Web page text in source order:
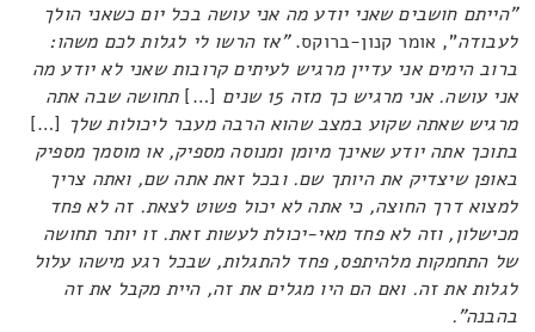
"הייתם חושבים שאני יודע מה אני עושה בכל יום כשאני הולך
לעבודה", אומר קנון-ברוקס."אז הרשו לי לגלות לכם משהו:
ברוב הימים אני עדיין מרגיש לעיתים קרובות שאני לא יודע מה
אני עושה. אני מרגיש כך מזה 15 שנים
[…]תחושה שבה אתה
מרגיש שאתה שקוע במצב שהוא הרבה מעבר ליכולות שלך […]
בתוכך אתה יודע שאינך מיומן ומנוסה מספיק, או מוסמך מספיק
באופן שיצדיק את היותך שם. ובכל זאת אתה שם, ואתה צריך
למצוא דרך החוצה, כי אתה לא יכול פשוט לצאת. זה לא פחד
מכישלון, וזה לא פחד מאי-יכולת לעשות זאת. זו יותר תחושה
של התחמקות מלהיתפס, פחד להתגלות, שבכל רגע מישהו עלול
לגלות את זה. ואם הם היו מגלים את זה, היית מקבל את זה
בהבנה".